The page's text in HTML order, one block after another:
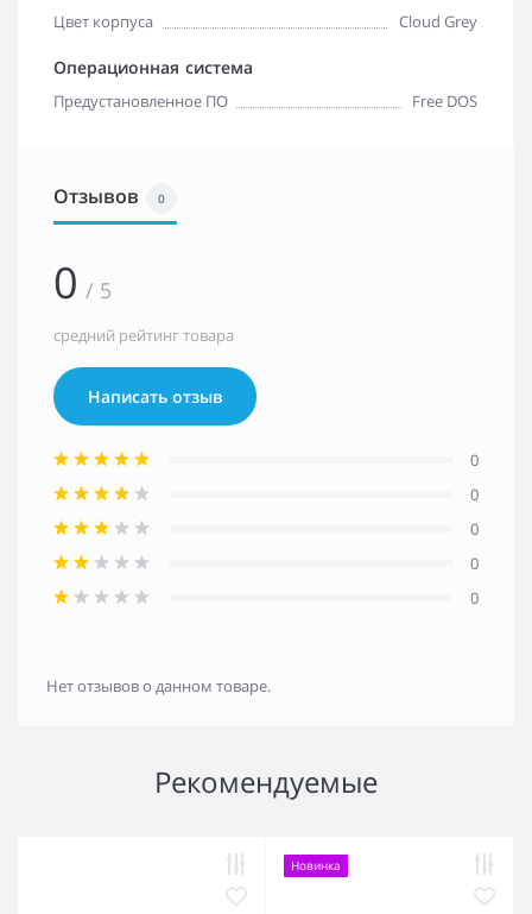
Цвет корпуса Cloud Grey
Операционная система
Предустановленное ПО Free DOS
Отзывов 0
0 / 5
средний рейтинг товара
Написать отзыв
0
0
0
0
0
Нет отзывов о данном товаре.
Рекомендуемые
Новинка